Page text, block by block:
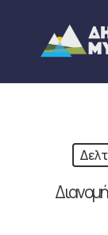
content